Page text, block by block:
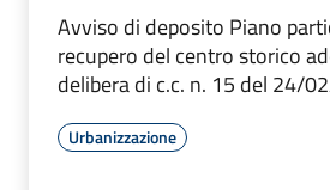
Avviso di deposito Piano
recupero del centro storico
delibera di c.c. n. 15 del 24/
Urbanizzazione